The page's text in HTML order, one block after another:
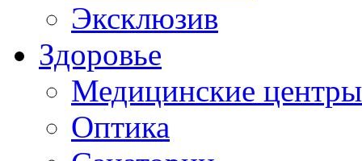
Эксклюзив
Здоровье
Медицинские центры
Оптика